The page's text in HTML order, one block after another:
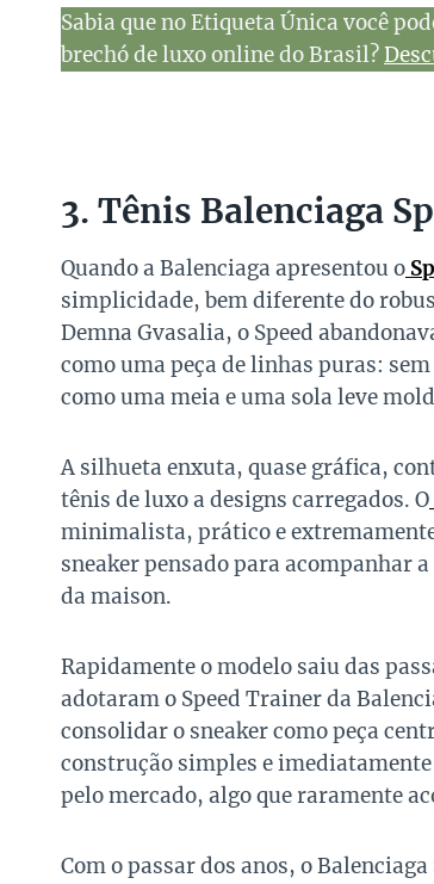
Sabia que no Etiqueta Única você
brechó de luxo online do Brasil?
3. Tênis Balenciaga
Quando a Balenciaga apresentou o
simplicidade, bem diferente do
Demna Gvasalia, o Speed
como uma peça de linhas puras:
como uma meia e uma sola leve
A silhueta enxuta, quase gráfica,
tênis de luxo a designs carregados. O
minimalista, prático e
sneaker pensado para acompanhar
da maison.
Rapidamente o modelo saiu das
adotaram o Speed Trainer da
consolidar o sneaker como peça
construção simples e
pelo mercado, algo que raramente
Com o passar dos anos, o